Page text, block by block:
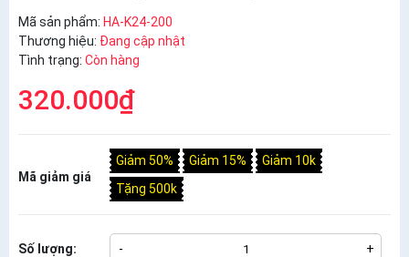
Mã sản phẩm: HA-K24-200
Thương hiệu: Đang cập nhật
Tình trạng: Còn hàng
320.000₫
Mã giảm giá
Giảm 50% Giảm 15%
Giảm 10k
Tặng 500k
Số lượng: - +